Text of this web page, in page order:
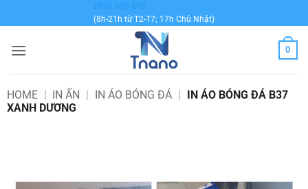
qua
dung
0936 999 878
(8h-21h từ T2-T7; 17h Chủ Nhật)
0
HOME | IN ẤN | IN ÁO BÓNG ĐÁ | IN ÁO BÓNG ĐÁ B37
XANH DƯƠNG